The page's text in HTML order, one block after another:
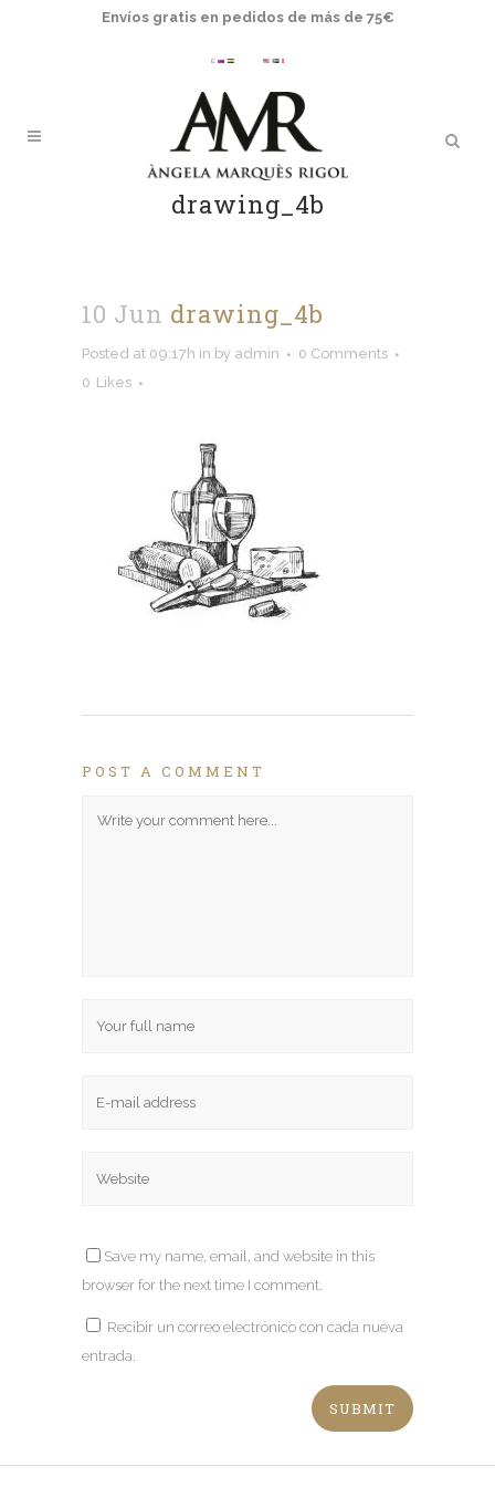
Envíos gratis en pedidos de más de 75€
drawing_4b
10 Jun drawing_4b
Posted at 09:17h in by admin
0 Comments
0 Likes
POST A COMMENT
Save my name, email, and website in this
browser for the next time I comment.
Recibir un correo electrónico con cada nueva
entrada.